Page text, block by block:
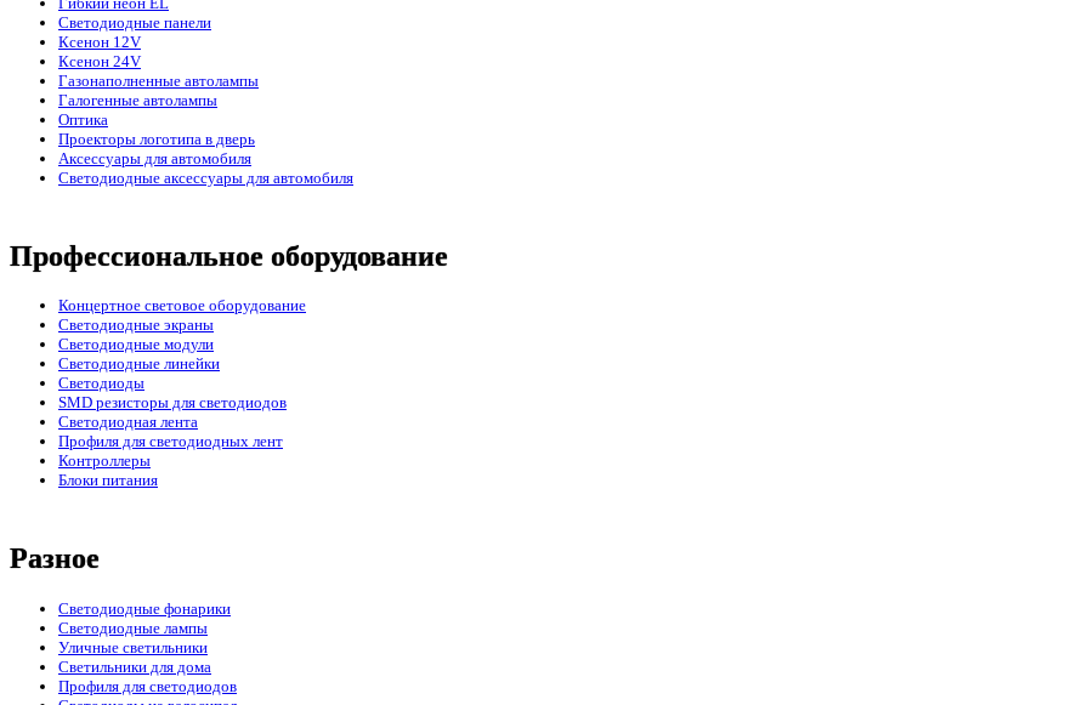
Светодиодные панели
Ксенон 12V
Ксенон 24V
Газонаполненные автолампы
Галогенные автолампы
Оптика
Проекторы логотипа в дверь
Аксессуары для автомобиля
Светодиодные аксессуары для автомобиля
Профессиональное оборудование
Концертное световое оборудование
Cветодиодные экраны
Светодиодные модули
Светодиодные линейки
Светодиоды
SMD резисторы для светодиодов
Светодиодная лента
Профиля для светодиодных лент
Контроллеры
Блоки питания
Разное
Светодиодные фонарики
Светодиодные лампы
Уличные светильники
Светильники для дома
Профиля для светодиодов